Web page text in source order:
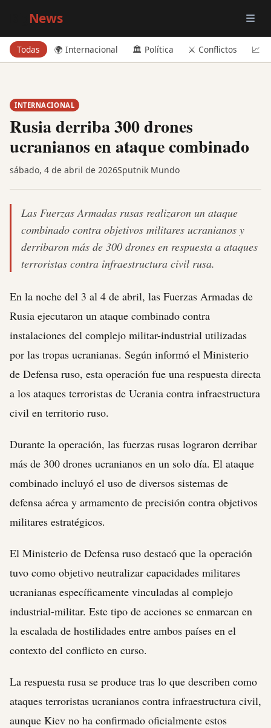
News
Todas 🌍 Internacional 🏛️ Política ⚔️ Conflictos 📈
INTERNACIONAL
Rusia derriba 300 drones
ucranianos en ataque combinado
sábado, 4 de abril de 2026Sputnik Mundo
Las Fuerzas Armadas rusas realizaron un ataque
combinado contra objetivos militares ucranianos y
derribaron más de 300 drones en respuesta a ataques
terroristas contra infraestructura civil rusa.
En la noche del 3 al 4 de abril, las Fuerzas Armadas de
Rusia ejecutaron un ataque combinado contra
instalaciones del complejo militar-industrial utilizadas
por las tropas ucranianas. Según informó el Ministerio
de Defensa ruso, esta operación fue una respuesta directa
a los ataques terroristas de Ucrania contra infraestructura
civil en territorio ruso.
Durante la operación, las fuerzas rusas lograron derribar
más de 300 drones ucranianos en un solo día. El ataque
combinado incluyó el uso de diversos sistemas de
defensa aérea y armamento de precisión contra objetivos
militares estratégicos.
El Ministerio de Defensa ruso destacó que la operación
tuvo como objetivo neutralizar capacidades militares
ucranianas específicamente vinculadas al complejo
industrial-militar. Este tipo de acciones se enmarcan en
la escalada de hostilidades entre ambos países en el
contexto del conflicto en curso.
La respuesta rusa se produce tras lo que describen como
ataques terroristas ucranianos contra infraestructura civil,
aunque Kiev no ha confirmado oficialmente estos